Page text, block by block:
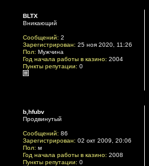
BLTX
Вникающий
Сообщений: 2
Зарегистрирован: 25 ноя 2020, 11:26
Пол: Мужчина
Год начала работы в казино: 2004
Пункты репутации: 0
b,hfubv
Продвинутый
Сообщений: 86
Зарегистрирован: 02 окт 2009, 20:06
Пол: м
Год начала работы в казино: 2008
Пункты репутации: 0